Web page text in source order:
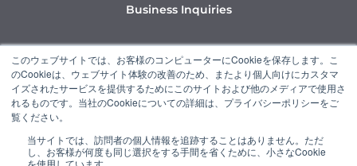
このウェブサイトでは、お客様のコンピューターにCookieを保存します。こ
のCookieは、ウェブサイト体験の改善のため、またより個人向けにカスタマ
イズされたサービスを提供するためにこのサイトおよび他のメディアで使用さ
れるものです。当社のCookieについての詳細は、プライバシーポリシーをご
覧ください。
当サイトでは、訪問者の個人情報を追跡することはありません。ただ
し、お客様が何度も同じ選択をする手間を省くために、小さなCookie
を使用しています。
Business Inquiries
Y
o
u
t
b
I
n
s
t
g
L
i
n
k
d
“NARUMI” is a member of the Ishizuka Glass Group.